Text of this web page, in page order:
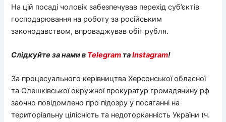
На цій посаді чоловік забезпечував перехід суб’єктів
господарювання на роботу за російським
законодавством, впроваджував обіг рубля.
Слідкуйте за нами в Telegram таInstagram!
За процесуального керівництва Херсонської обласної
та Олешківської окружної прокуратур громадянину рф
заочно повідомлено про підозру у посяганні на
територіальну цілісність та недоторканність України (ч.